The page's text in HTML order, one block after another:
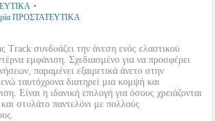
•
ΠΡΟΣΤΑΤΕΥΤΙΚΑ
Track συνδυάζει την άνεση ενός ελαστικού
εμφάνιση. Σχεδιασμένο για να προσφέρει
παραμένει εξαιρετικά άνετο στην
ταυτόχρονα διατηρεί μια κομψή και
Είναι η ιδανική επιλογή για όσους χρειάζονται
στυλάτο παντελόνι με πολλούς